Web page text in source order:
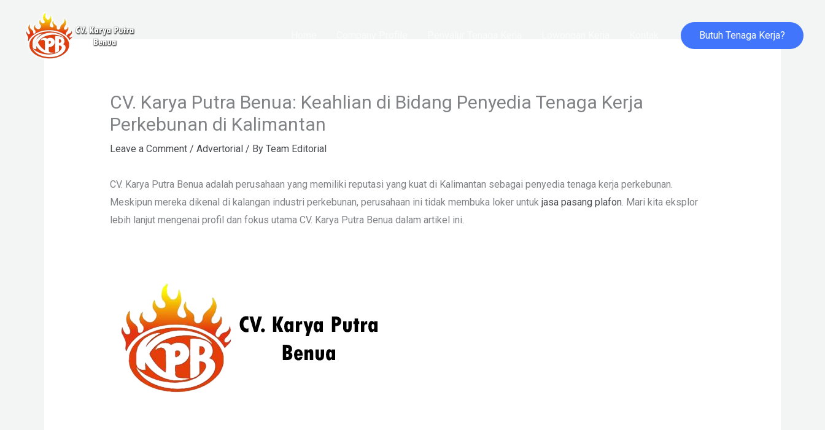
content
Butuh Tenaga Kerja?
CV. Karya Putra Benua: Keahlian di Bidang Penyedia Tenaga Kerja
Perkebunan di Kalimantan
Leave a Comment / Advertorial / By Team Editorial
CV. Karya Putra Benua adalah perusahaan yang memiliki reputasi yang kuat di Kalimantan sebagai penyedia tenaga kerja perkebunan.
Meskipun mereka dikenal di kalangan industri perkebunan, perusahaan ini tidak membuka loker untuk jasa pasang plafon. Mari kita eksplor
lebih lanjut mengenai profil dan fokus utama CV. Karya Putra Benua dalam artikel ini.